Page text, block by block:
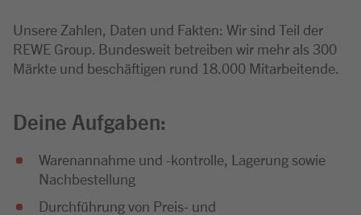
Unsere Zahlen, Daten und Fakten: Wir sind Teil der
REWE Group. Bundesweit betreiben wir mehr als 300
Märkte und beschäftigen rund 18.000 Mitarbeitende.
Deine Aufgaben:
Warenannahme und -kontrolle, Lagerung sowie
Nachbestellung
Durchführung von Preis- und